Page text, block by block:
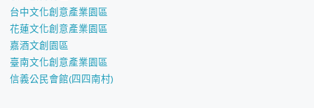
台中文化創意產業園區
花蓮文化創意產業園區
嘉酒文創園區
臺南文化創意產業園區
信義公民會館(四四南村)